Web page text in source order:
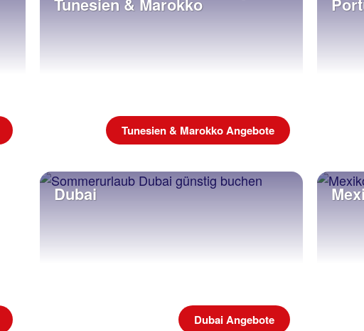
Tunesien & Marokko Angebote
Dubai
Dubai Angebote